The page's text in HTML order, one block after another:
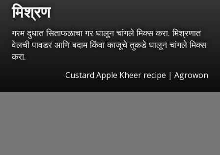
मिश्रण
गरम दुधात सिताफळाचा गर घालून चांगले मिक्स करा. मिश्रणात
वेलची पावडर आणि बदाम किंवा काजूचे तुकडे घालून चांगले मिक्स
करा.
Custard Apple Kheer recipe | Agrowon